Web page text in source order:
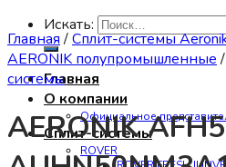
Искать:
Главная
О компании
Официальное
Сплит-системы
ROVER
Главная /Сплит-системы
AERONIK полупромышленные /
системы
AERONIK